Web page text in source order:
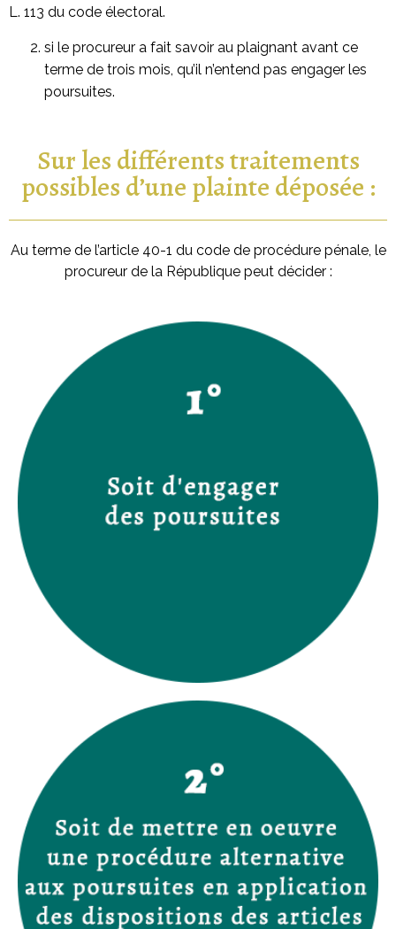
L. 113 du code électoral.
si le procureur a fait savoir au plaignant avant ce
terme de trois mois, qu’il n’entend pas engager les
poursuites.
Sur les différents traitements
possibles d’une plainte déposée :
Au terme de l’article 40-1 du code de procédure pénale, le
procureur de la République peut décider :